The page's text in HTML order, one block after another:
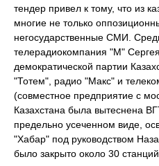
тендер привел к тому, что из
многие не только
негосударственные СМИ.
телерадиокомпания "М"
демократической партии
"Тотем", радио "Макс" и
(совместное предприятие с
Казахстана была вытеснена
предельно усеченном виде,
"Хабар" под руководством
было закрыто около 30